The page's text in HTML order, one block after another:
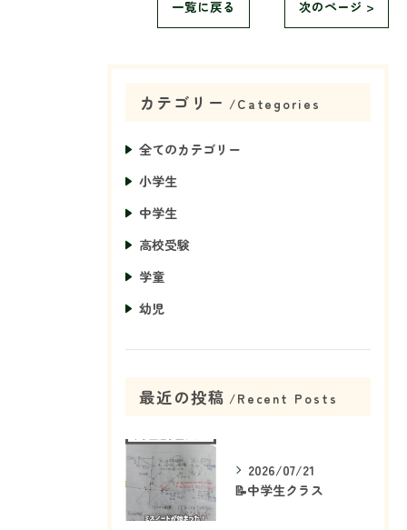
一覧に戻る 次のページ >
カテゴリー Categories
全てのカテゴリー
小学生
中学生
高校受験
学童
幼児
最近の投稿 Recent Posts
2026/07/21
📝中学生クラス